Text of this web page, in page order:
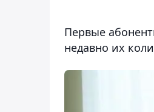
Первые
недавно их